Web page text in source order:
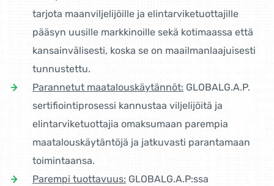
tarjota maanviljelijöille ja elintarviketuottajille
pääsyn uusille markkinoille sekä kotimaassa että
kansainvälisesti, koska se on maailmanlaajuisesti
tunnustettu.
Parannetut maatalouskäytännöt: GLOBALG.A.P.
sertifiointiprosessi kannustaa viljelijöitä ja
elintarviketuottajia omaksumaan parempia
maatalouskäytäntöjä ja jatkuvasti parantamaan
toimintaansa.
Parempi tuottavuus: GLOBALG.A.P:ssa